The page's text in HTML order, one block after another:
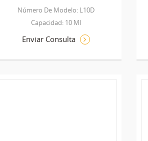
Número De Modelo: L10D
Capacidad: 10 Ml
Enviar Consulta